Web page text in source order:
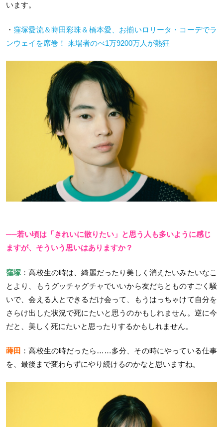
います。
・窪塚愛流＆蒔田彩珠＆橋本愛、お揃いロリータ・コーデでラ
ンウェイを席巻！ 来場者のべ1万9200万人が熱狂
──若い頃は「きれいに散りたい」と思う人も多いように感じ
ますが、そういう思いはありますか？
窪塚 ：高校生の時は、綺麗だったり美しく消えたいみたいなこ
とより、もうグッチャグチャでいいから友だちとものすごく騒
いで、会える人とできるだけ会って、もうはっちゃけて自分を
さらけ出した状況で死にたいと思うのかもしれません。逆に今
だと、美しく死にたいと思ったりするかもしれません。
蒔田 ：高校生の時だったら……多分、その時にやっている仕事
を、最後まで変わらずにやり続けるのかなと思いますね。